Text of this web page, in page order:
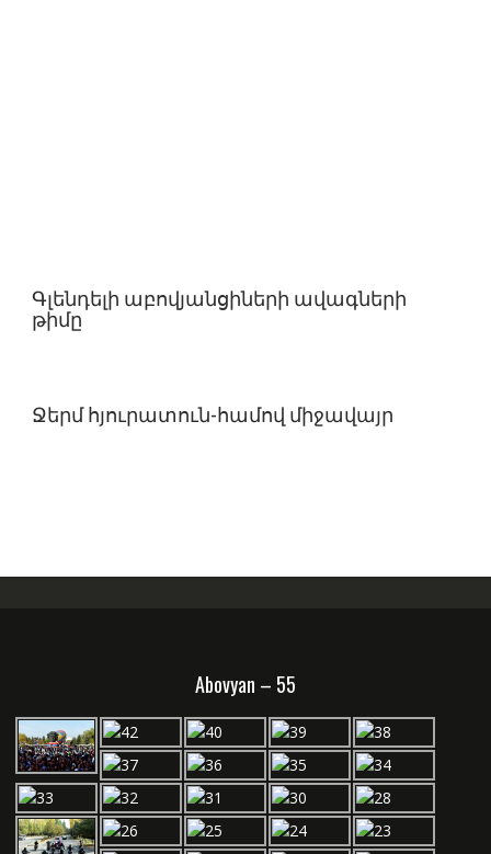
Գլենդելի աբովյանցիների ավագների
թիմը
Ջերմ հյուրատուն-համով միջավայր
Abovyan – 55